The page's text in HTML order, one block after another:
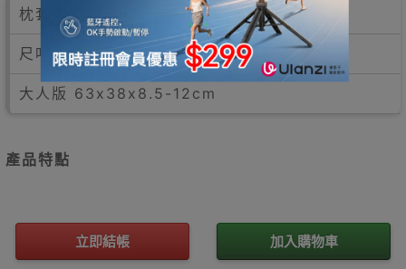
枕套:冰柔天絲
尺吋長x闊x高：
大人版 63x38x8.5-12cm
產品特點
立即結帳 加入購物車